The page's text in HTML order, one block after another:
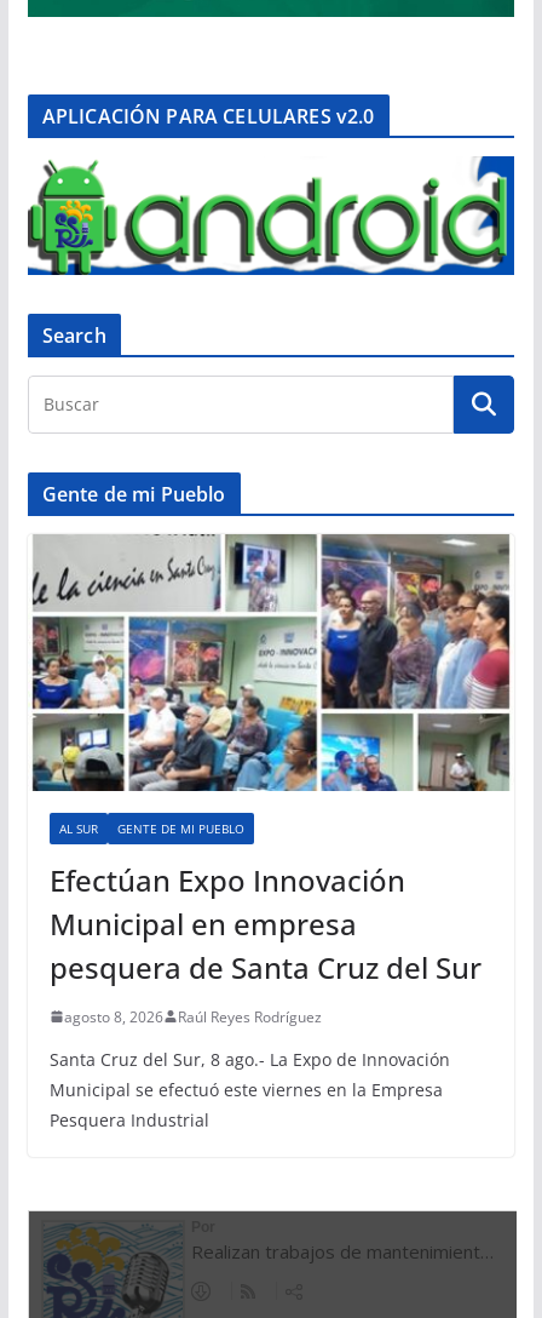
APLICACIÓN PARA CELULARES v2.0
Search
Gente de mi Pueblo
AL SUR GENTE DE MI PUEBLO
Efectúan Expo Innovación
Municipal en empresa
pesquera de Santa Cruz del Sur
agosto 8, 2026 Raúl Reyes Rodríguez
Santa Cruz del Sur, 8 ago.- La Expo de Innovación
Municipal se efectuó este viernes en la Empresa
Pesquera Industrial